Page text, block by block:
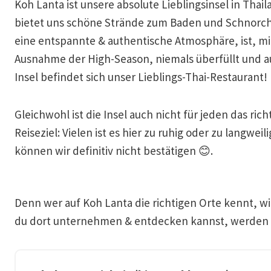
Koh Lanta ist unsere absolute Lieblingsinsel in
bietet uns schöne Strände zum Baden und
eine entspannte & authentische Atmosphäre, ist,
Ausnahme der High-Season, niemals überfüllt und
Insel befindet sich unser Lieblings-Thai-Restaurant!
Gleichwohl ist die Insel auch nicht für jeden das
Reiseziel: Vielen ist es hier zu ruhig oder zu
können wir definitiv nicht bestätigen 😊.
Denn wer auf Koh Lanta die richtigen Orte kennt,
du dort unternehmen & entdecken kannst,